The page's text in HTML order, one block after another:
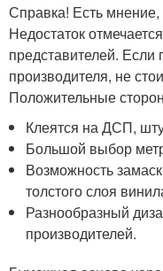
Справка! Есть мнение,
Недостаток
представителей. Если
производителя, не
Положительные
Клеятся на ДСП,
Большой выбор
Возможность
толстого слоя
Разнообразный
производителей.